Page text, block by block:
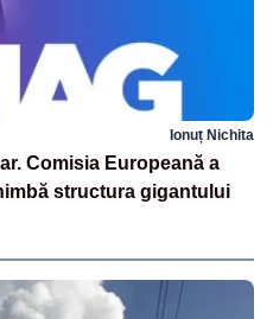
Ionuț Nichita
Comisia Europeană a
structura gigantului